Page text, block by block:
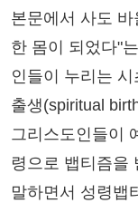
본문에서 사도
한 몸이 되었다"
인들이 누리는
출생(spiritual
그리스도인들이
령으로 뱁티즘을
말하면서 성령뱁